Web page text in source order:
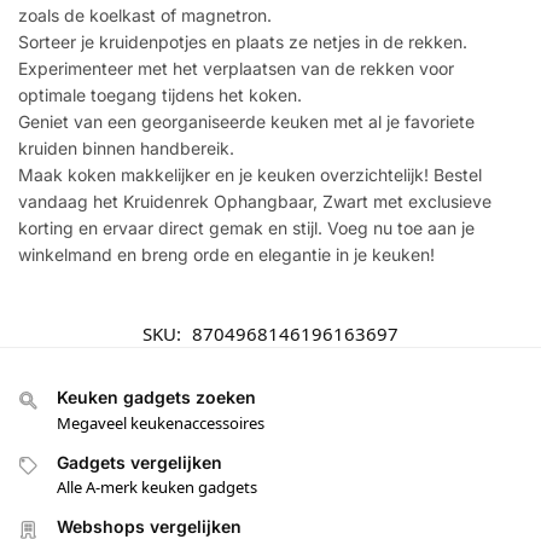
zoals de koelkast of magnetron.
Sorteer je kruidenpotjes en plaats ze netjes in de rekken.
Experimenteer met het verplaatsen van de rekken voor
optimale toegang tijdens het koken.
Geniet van een georganiseerde keuken met al je favoriete
kruiden binnen handbereik.
Maak koken makkelijker en je keuken overzichtelijk! Bestel
vandaag het Kruidenrek Ophangbaar, Zwart met exclusieve
korting en ervaar direct gemak en stijl. Voeg nu toe aan je
winkelmand en breng orde en elegantie in je keuken!
SKU: 8704968146196163697
Keuken gadgets zoeken
Megaveel keukenaccessoires
Gadgets vergelijken
Alle A-merk keuken gadgets
Webshops vergelijken